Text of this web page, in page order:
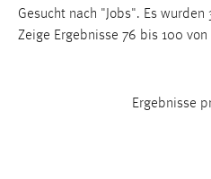
Gesucht nach "Jobs". Es wurden
Zeige Ergebnisse 76 bis 100 von
Ergebnisse
Einverständnis
cookie_consent
Dieser Cookie speichert die